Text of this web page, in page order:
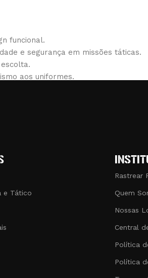
funcional.
e segurança em missões táticas.
aos uniformes.
realmente fazem a diferença. Na
experiência de compra.
e Tático
Rastrear
Quem
Nossas
Central
Política
Política